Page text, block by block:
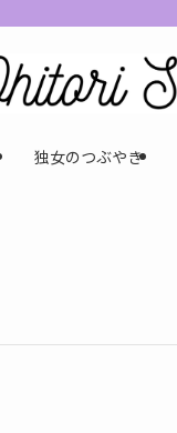
独女のつぶやき